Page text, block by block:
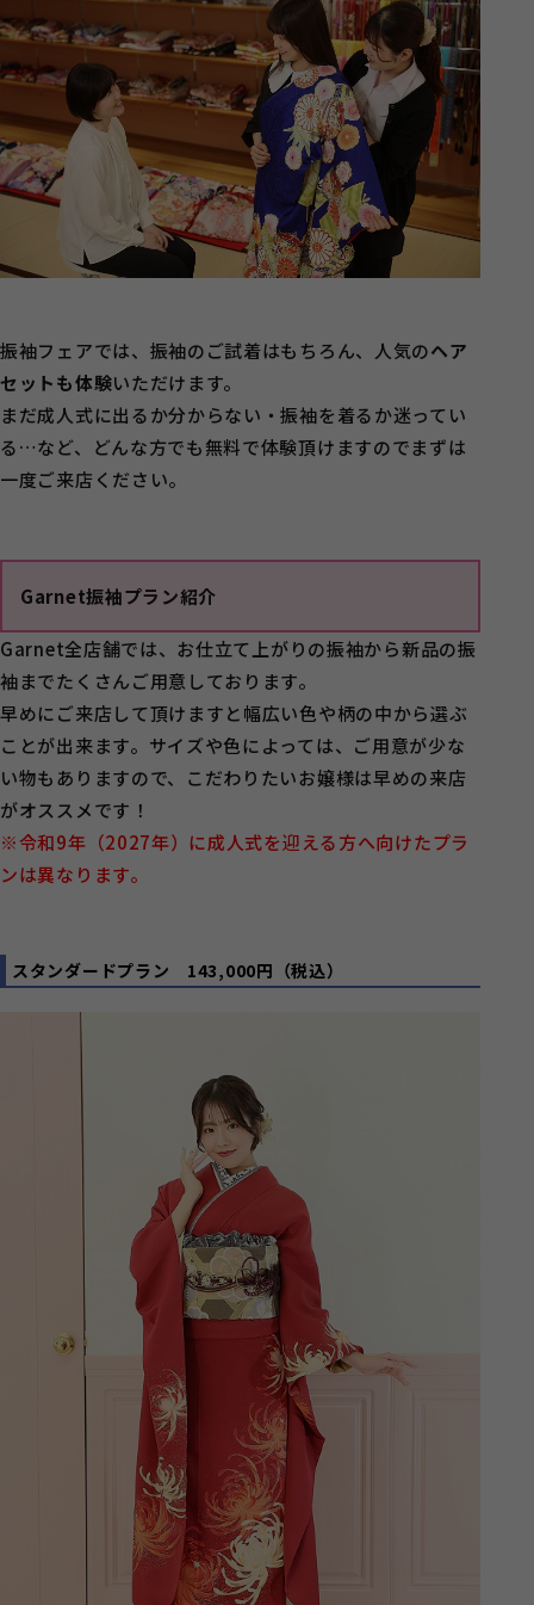
振袖フェアでは、振袖のご試着はもちろん、人気のヘア
セットも体験いただけます。
まだ成人式に出るか分からない・振袖を着るか迷ってい
る…など、どんな方でも無料で体験頂けますのでまずは
一度ご来店ください。
Garnet振袖プラン紹介
Garnet全店舗では、お仕立て上がりの振袖から新品の振
袖までたくさんご用意しております。
早めにご来店して頂けますと幅広い色や柄の中から選ぶ
ことが出来ます。サイズや色によっては、ご用意が少な
い物もありますので、こだわりたいお嬢様は早めの来店
がオススメです！
※令和9年（2027年）に成人式を迎える方へ向けたプラ
ンは異なります。
スタンダードプラン 143,000円（税込）